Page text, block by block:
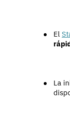
El
La